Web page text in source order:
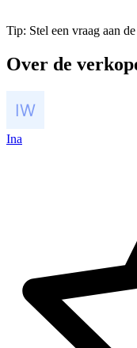
Tip: Stel een vraag aan
Over de
Ina